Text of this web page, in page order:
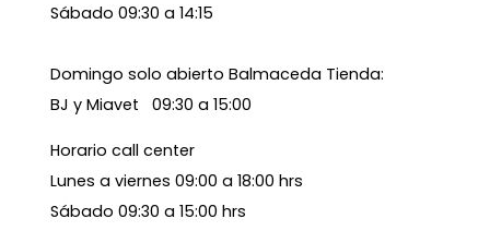
Sábado 09:30 a 14:15
Domingo solo abierto Balmaceda Tienda:
BJ y Miavet 09:30 a 15:00
Horario call center
Lunes a viernes 09:00 a 18:00 hrs
Sábado 09:30 a 15:00 hrs